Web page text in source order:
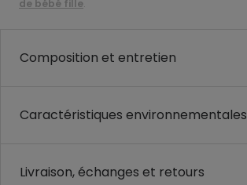
de bébé fille.
Composition et entretien
Caractéristiques environnementales
Livraison, échanges et retours